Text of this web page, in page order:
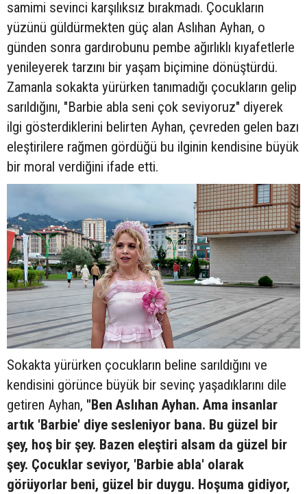
samimi sevinci karşılıksız bırakmadı. Çocukların
yüzünü güldürmekten güç alan Aslıhan Ayhan, o
günden sonra gardırobunu pembe ağırlıklı kıyafetlerle
yenileyerek tarzını bir yaşam biçimine dönüştürdü.
Zamanla sokakta yürürken tanımadığı çocukların gelip
sarıldığını, "Barbie abla seni çok seviyoruz" diyerek
ilgi gösterdiklerini belirten Ayhan, çevreden gelen bazı
eleştirilere rağmen gördüğü bu ilginin kendisine büyük
bir moral verdiğini ifade etti.
Sokakta yürürken çocukların beline sarıldığını ve
kendisini görünce büyük bir sevinç yaşadıklarını dile
getiren Ayhan, "Ben Aslıhan Ayhan. Ama insanlar
artık 'Barbie' diye sesleniyor bana. Bu güzel bir
şey, hoş bir şey. Bazen eleştiri alsam da güzel bir
şey. Çocuklar seviyor, 'Barbie abla' olarak
görüyorlar beni, güzel bir duygu. Hoşuma gidiyor,